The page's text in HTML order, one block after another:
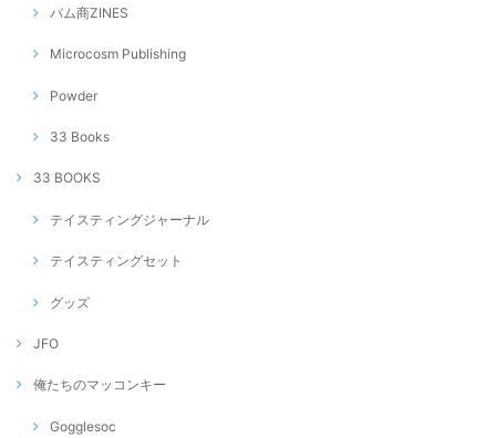
バム商ZINES
Microcosm Publishing
Powder
33 Books
33 BOOKS
テイスティングジャーナル
テイスティングセット
グッズ
JFO
俺たちのマッコンキー
Gogglesoc